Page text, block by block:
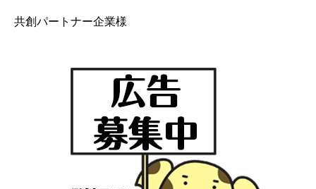
共創パートナー企業様